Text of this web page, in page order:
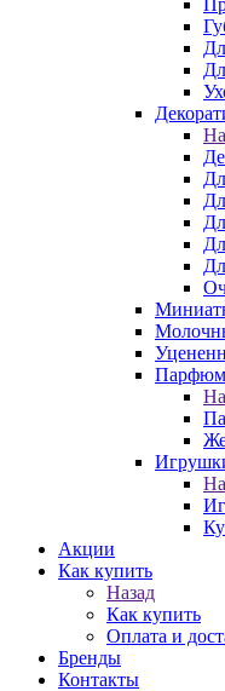
Акции
Как купить
Назад
Как купить
Оплата и
Бренды
Контакты